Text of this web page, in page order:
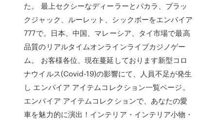
た。 最上セクシーなディーラーとバカラ、ブラッ
クジャック、ルーレット、シックボーをエンパイア
777で。日本、中国、マレーシア、タイ市場で最高
品質のリアルタイムオンラインライブカジノゲー
ム。 お客様各位、現在蔓延しております新型コロ
ナウイルス(Covid-19)の影響にて、人員不足が発生
し エンパイア アイテムコレクション一覧ページ。
エンパイア アイテムコレクションで、あなたの愛
車を魅力的に演出！インテリア・インテリア小物・